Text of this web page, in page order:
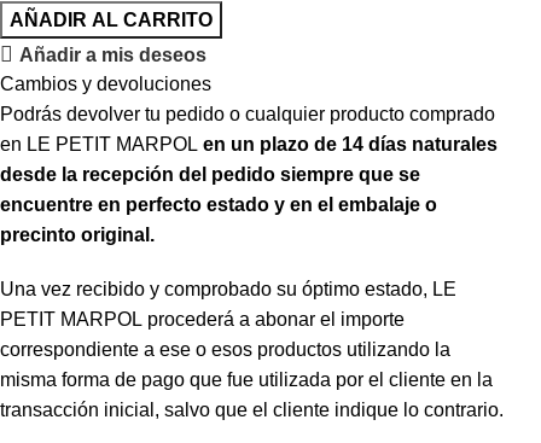
AÑADIR AL CARRITO
Añadir a mis deseos
Cambios y devoluciones
Podrás devolver tu pedido o cualquier producto comprado
en LE PETIT MARPOL en un plazo de 14 días naturales
desde la recepción del pedido siempre que se
encuentre en perfecto estado y en el embalaje o
precinto original.
Una vez recibido y comprobado su óptimo estado, LE
PETIT MARPOL procederá a abonar el importe
correspondiente a ese o esos productos utilizando la
misma forma de pago que fue utilizada por el cliente en la
transacción inicial, salvo que el cliente indique lo contrario.